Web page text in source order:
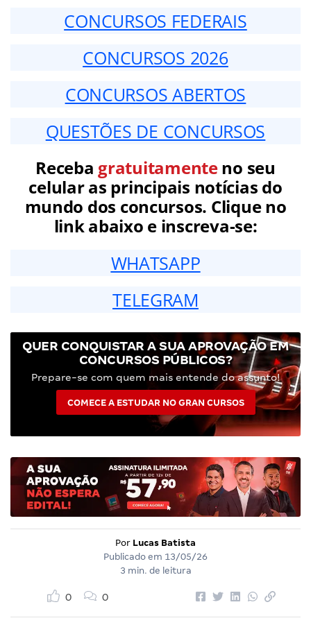
CONCURSOS FEDERAIS
CONCURSOS 2026
CONCURSOS ABERTOS
QUESTÕES DE CONCURSOS
Receba gratuitamenteno seu
celular as principais notícias do
mundo dos concursos. Clique no
link abaixo e inscreva-se:
WHATSAPP
TELEGRAM
QUER CONQUISTAR A SUA APROVAÇÃO EM
CONCURSOS PÚBLICOS?
Prepare-se com quem mais entende do assunto!
COMECE A ESTUDAR NO GRAN CURSOS
Por Lucas Batista
Publicado em 13/05/26
3 min. de leitura
0 0